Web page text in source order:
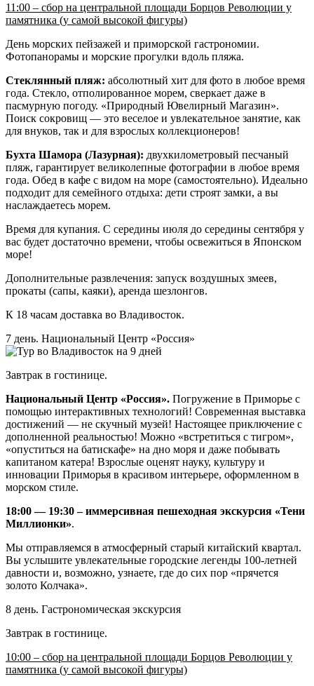
11:00 – сбор на центральной площади Борцов Революции у
памятника (у самой высокой фигуры)
День морских пейзажей и приморской гастрономии.
Фотопанорамы и морские прогулки вдоль пляжа.
Стеклянный пляж: абсолютный хит для фото в любое время
года. Стекло, отполированное морем, сверкает даже в
пасмурную погоду. «Природный Ювелирный Магазин».
Поиск сокровищ — это веселое и увлекательное занятие, как
для внуков, так и для взрослых коллекционеров!
Бухта Шамора (Лазурная): двухкилометровый песчаный
пляж, гарантирует великолепные фотографии в любое время
года. Обед в кафе с видом на море (самостоятельно). Идеально
подходит для семейного отдыха: дети строят замки, а вы
наслаждаетесь морем.
Время для купания. С середины июля до середины сентября у
вас будет достаточно времени, чтобы освежиться в Японском
море!
Дополнительные развлечения: запуск воздушных змеев,
прокаты (сапы, каяки), аренда шезлонгов.
К 18 часам доставка во Владивосток.
7 день. Национальный Центр «Россия»
Завтрак в гостинице.
Национальный Центр «Россия». Погружение в Приморье с
помощью интерактивных технологий! Современная выставка
достижений — не скучный музей! Настоящее приключение с
дополненной реальностью! Можно «встретиться с тигром»,
«опуститься на батискафе» на дно моря и даже побывать
капитаном катера! Взрослые оценят науку, культуру и
инновации Приморья в красивом интерьере, оформленном в
морском стиле.
18:00 — 19:30 – иммерсивная пешеходная экскурсия «Тени
Миллионки».
Мы отправляемся в атмосферный старый китайский квартал.
Вы услышите увлекательные городские легенды 100-летней
давности и, возможно, узнаете, где до сих пор «прячется
золото Колчака».
8 день. Гастрономическая экскурсия
Завтрак в гостинице.
10:00 – сбор на центральной площади Борцов Революции у
памятника (у самой высокой фигуры)